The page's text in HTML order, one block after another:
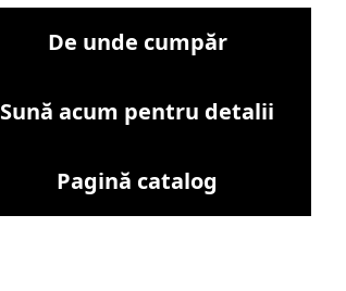
De unde cumpăr
Sună acum pentru detalii
Pagină catalog